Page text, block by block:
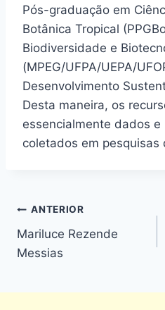
Pós-graduação em
Botânica Tropical
Biodiversidade e
(MPEG/UFPA/UEPA/
Desenvolvimento
Desta maneira, os
essencialmente dados
coletados em pesquisas
ANTERIOR
Mariluce Rezende
Messias